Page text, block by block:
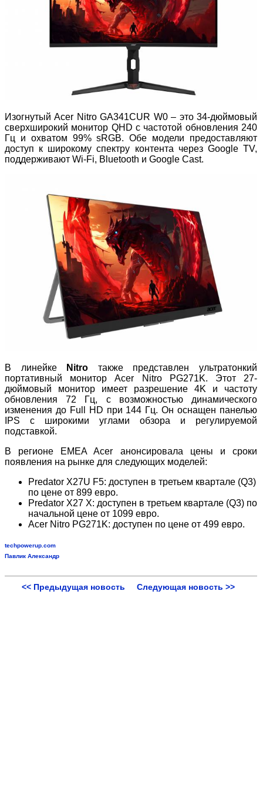
Изогнутый Acer Nitro GA341CUR W0 – это 34-дюймовый
сверхширокий монитор QHD с частотой обновления 240
Гц и охватом 99% sRGB. Обе модели предоставляют
доступ к широкому спектру контента через Google TV,
поддерживают Wi-Fi, Bluetooth и Google Cast.
В линейке Nitro также представлен ультратонкий
портативный монитор Acer Nitro PG271K. Этот 27-
дюймовый монитор имеет разрешение 4K и частоту
обновления 72 Гц, с возможностью динамического
изменения до Full HD при 144 Гц. Он оснащен панелью
IPS с широкими углами обзора и регулируемой
подставкой.
В регионе EMEA Acer анонсировала цены и сроки
появления на рынке для следующих моделей:
Predator X27U F5: доступен в третьем квартале (Q3)
по цене от 899 евро.
Predator X27 X: доступен в третьем квартале (Q3) по
начальной цене от 1099 евро.
Acer Nitro PG271K: доступен по цене от 499 евро.
techpowerup.com
Павлик Александр
<< Предыдущая новость Следующая новость >>